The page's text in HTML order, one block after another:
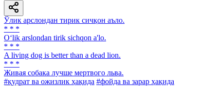
Ўлик арслондан тирик сичқон аъло.
* * *
O‘lik arslondan tirik sichqon a'lo.
* * *
A living dog is better than a dead lion.
* * *
Живая собака лучше мертвого льва.
#қудрат ва ожизлик ҳақида #фойда ва зарар ҳақида